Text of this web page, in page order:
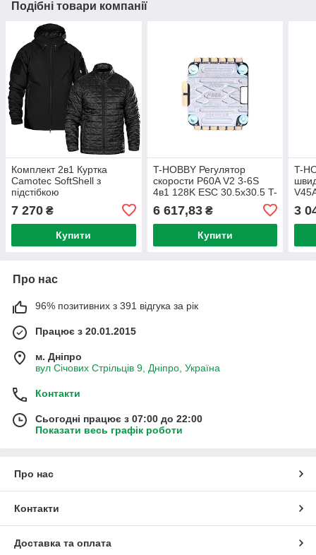
Подібні товари компанії
Комплект 2в1 Куртка
Camotec SoftShell з
підстібкою
7 270 ₴
Купити
T-HOBBY Регулятор
скорости P60A V2 3-6S
4в1 128K ESC 30.5x30.5 T-
6 617,83₴
Купити
T-
3
Про нас
96% позитивних з 391 відгука за рік
Працює з 20.01.2015
м. Дніпро
вул Січових Стрільців 9, Дніпро, Україна
Контакти
Сьогодні працює з 07:00 до 22:00
Показати весь графік роботи
Про нас
Контакти
Доставка та оплата